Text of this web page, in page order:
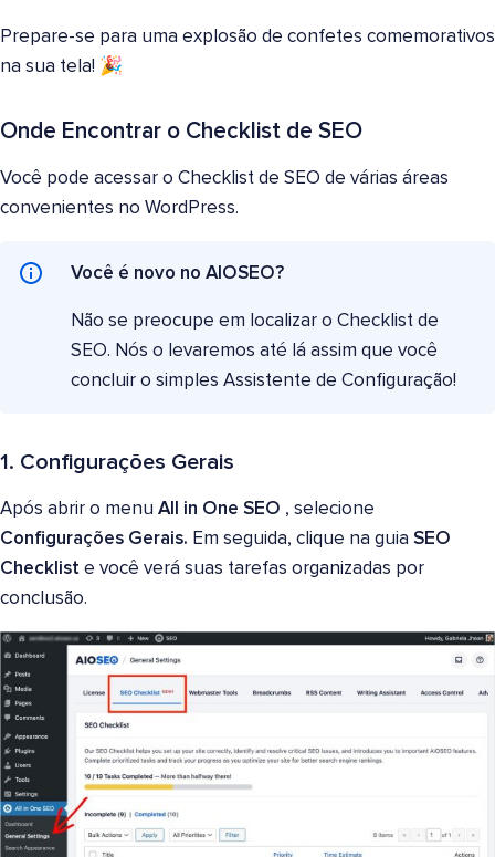
Prepare-se para uma explosão de confetes comemorativos
na sua tela! 🎉
Onde Encontrar o Checklist de SEO
Você pode acessar o Checklist de SEO de várias áreas
convenientes no WordPress.
Você é novo no AIOSEO?
Não se preocupe em localizar o Checklist de
SEO. Nós o levaremos até lá assim que você
concluir o simples Assistente de Configuração!
1. Configurações Gerais
Após abrir o menu All in One SEO , selecione
Configurações Gerais. Em seguida, clique na guia SEO
Checklist e você verá suas tarefas organizadas por
conclusão.